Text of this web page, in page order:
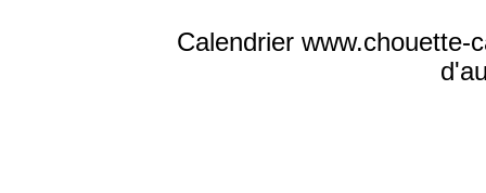
Calendrier www.chouette-